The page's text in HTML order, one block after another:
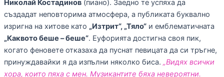
Николай Костадинов (пиано). Заедно те успяха да
създадат неповторима атмосфера, а публиката буквално
изригна на хитове като „Изтрит“, „Тяло“ и емблематичната
„Каквото беше – беше“. Еуфорията достигна своя пик,
когато феновете отказаха да пуснат певицата да си тръгне,
принуждавайки я да изпълни няколко биса. „Видях всички
хора, които пяха с мен. Музикантите бяха невероятни.